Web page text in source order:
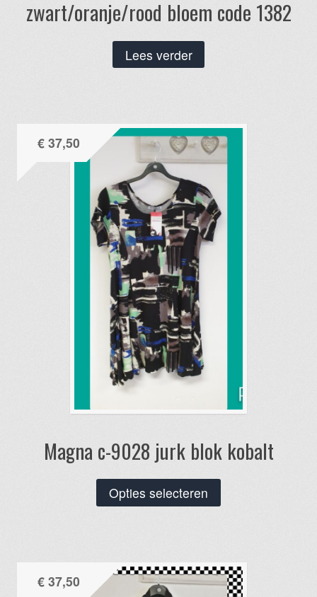
zwart/oranje/rood bloem code 1382
Lees verder
Magna c-9028 jurk blok kobalt
€37,50
Opties selecteren
product
variaties.
Deze
€37,50